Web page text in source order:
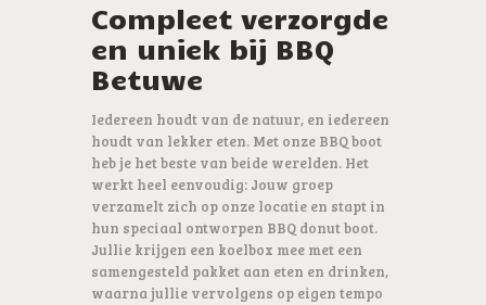
Compleet verzorgde
en uniek bij BBQ
Betuwe
Iedereen houdt van de natuur, en iedereen
houdt van lekker eten. Met onze BBQ boot
heb je het beste van beide werelden. Het
werkt heel eenvoudig: Jouw groep
verzamelt zich op onze locatie en stapt in
hun speciaal ontworpen BBQ donut boot.
Jullie krijgen een koelbox mee met een
samengesteld pakket aan eten en drinken,
waarna jullie vervolgens op eigen tempo